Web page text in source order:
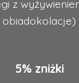
z
obiadokolacje)
5% zniżki